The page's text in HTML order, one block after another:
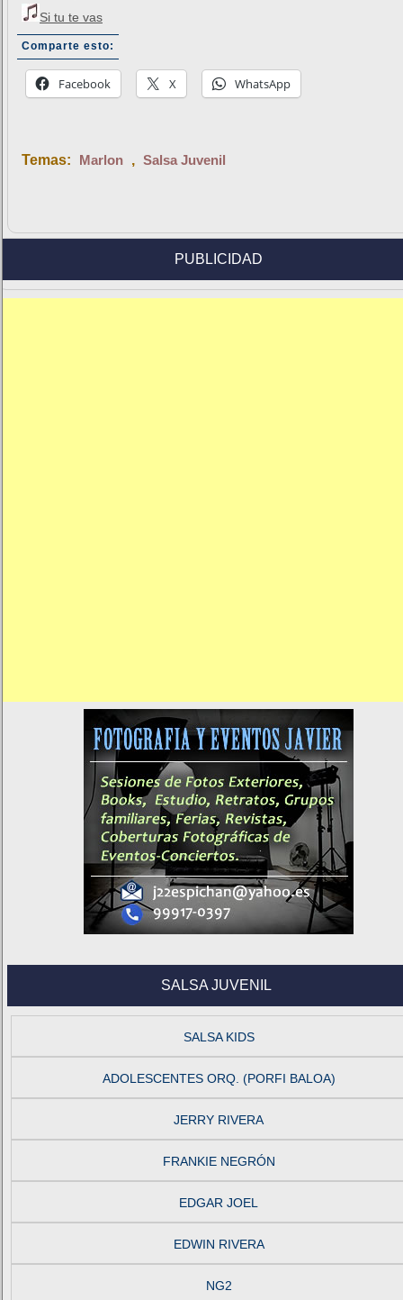
Si tu te vas
Comparte esto:
Facebook X WhatsApp
Temas: Marlon , Salsa Juvenil
PUBLICIDAD
SALSA JUVENIL
SALSA KIDS
ADOLESCENTES ORQ. (PORFI BALOA)
JERRY RIVERA
FRANKIE NEGRÓN
EDGAR JOEL
EDWIN RIVERA
NG2